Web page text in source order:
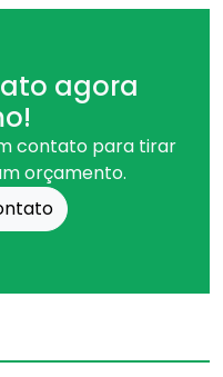
agora
contato para tirar
orçamento.